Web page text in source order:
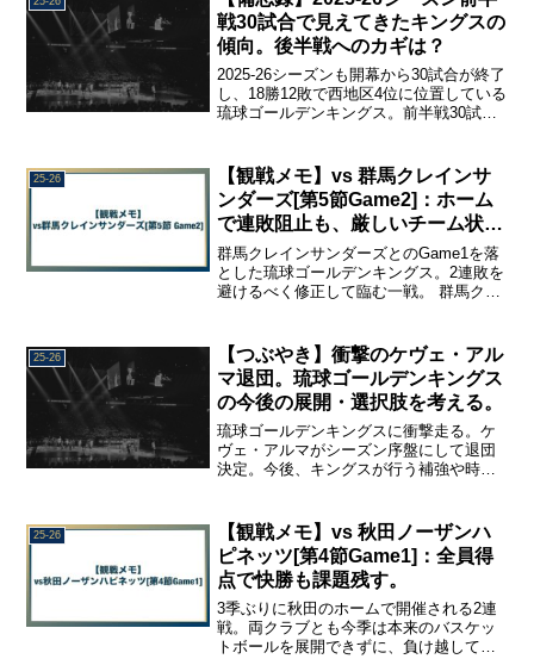
残った場面を中心に、振り返り用の観戦
メモとしてまとめました。
戦30試合で見えてきたキングスの
傾向。後半戦へのカギは？
2025-26シーズンも開幕から30試合が終了
し、18勝12敗で西地区4位に位置している
琉球ゴールデンキングス。前半戦30試合
ーター得点/失点をまとめ、今季のキング
スの勝利傾向や敗戦傾向を備忘録として
記録。
25-26
【観戦メモ】vs 群馬クレインサ
ンダーズ[第5節Game2]：ホーム
で連敗阻止も、厳しいチーム状
況。
群馬クレインサンダーズとのGame1を落
とした琉球ゴールデンキングス。2連敗を
避けるべく修正して臨む一戦。 群馬クレ
ことや、こんなことを、振り返り用の観
戦メモとしてまとめました。
25-26
【つぶやき】衝撃のケヴェ・アル
マ退団。琉球ゴールデンキングス
の今後の展開・選択肢を考える。
琉球ゴールデンキングスに衝撃走る。ケ
ヴェ・アルマがシーズン序盤にして退団
決定。今後、キングスが行う補強や時
ルマとキングスはこれからは別々の道を
進むが、過ごした1年ちょっとの時間と思
い出は消えるものではない。アルマの今
後に幸多からんことを。
25-26
【観戦メモ】vs 秋田ノーザンハ
ピネッツ[第4節Game1]：全員得
点で快勝も課題残す。
3季ぶりに秋田のホームで開催される2連
戦。両クラブとも今季は本来のバスケッ
トボールを展開できずに、負け越して苦